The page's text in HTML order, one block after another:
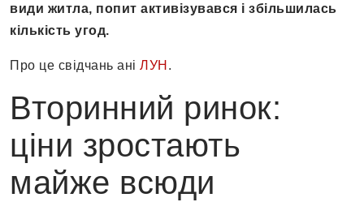
види житла, попит активізувався і збільшилась
кількість угод.
Про це свідчань ані ЛУН .
Вторинний ринок:
ціни зростають
майже всюди